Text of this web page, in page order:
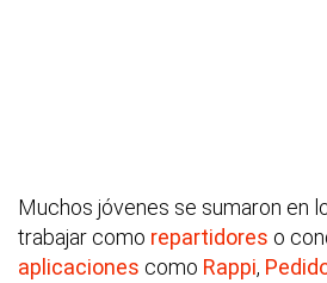
Muchos jóvenes se sumaron en
trabajar como repartidores o
aplicaciones como Rappi,